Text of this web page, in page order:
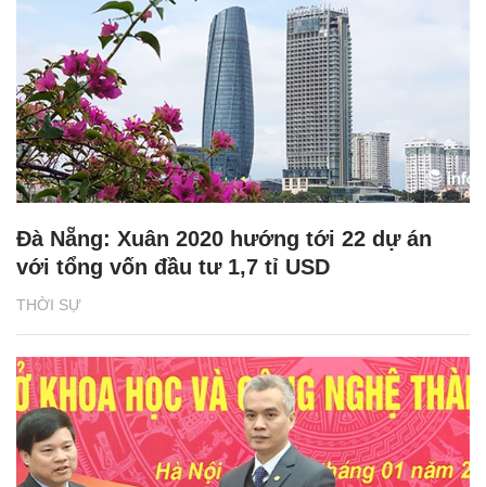
THỜI SỰ
Đà Nẵng: Xuân 2020 hướng tới 22 dự án
với tổng vốn đầu tư 1,7 tỉ USD